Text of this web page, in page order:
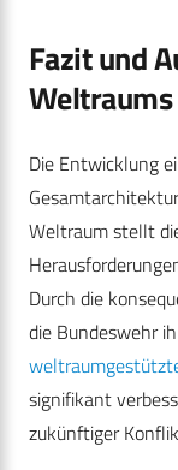
Fazit und
Weltraums
Die Entwicklung
Weltraum stellt
Durch die
die Bundeswehr
signifikant
zukünftiger